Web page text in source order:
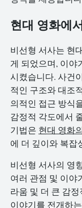
현대 영화에
비선형 서사는 현
게 되었으며, 이야
시켰습니다. 사건
적인 구조와 대조
의적인 접근 방식
감정적 각도에서
기법은 현대 영화
에 더 깊이와 복잡
비선형 서사의 영
여러 관점 및 이야
라움 및 더 큰 감
이야기를 전개하